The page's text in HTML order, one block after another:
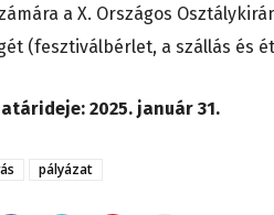
a X. Országos
(fesztiválbérlet, a szállás és
2025. január 31.
pályázat